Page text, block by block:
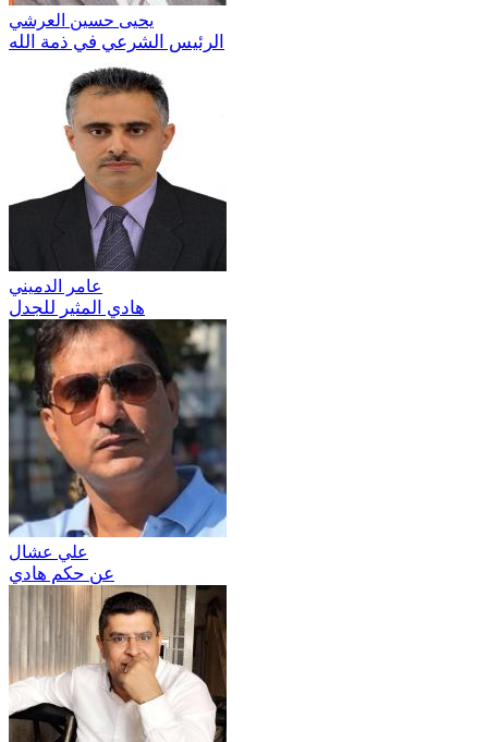
يحيى حسين العرشي
الرئيس الشرعي في ذمة الله
عامر الدميني
هادي المثير للجدل
علي عشال
عن حكم هادي